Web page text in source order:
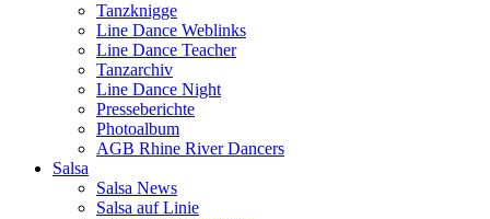
Tanzknigge
Line Dance Weblinks
Line Dance Teacher
Tanzarchiv
Line Dance Night
Presseberichte
Photoalbum
AGB Rhine River Dancers
Salsa
Salsa News
Salsa auf Linie